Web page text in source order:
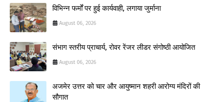
विभिन्न फर्मों पर हुई कार्यवाही, लगाया जुर्माना
August 06, 2026
संभाग स्तरीय प्राचार्य, रोवर रेंजर लीडर संगोष्ठी आयोजित
August 06, 2026
अजमेर उत्तर को चार और आयुष्मान शहरी आरोग्य मंदिरों की
सौगात